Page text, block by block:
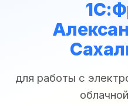
для работы с